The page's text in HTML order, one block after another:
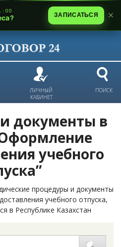
ЛИЧНЫЙ
КАБИНЕТ
ПОИСК
документы в
учебного
процедуры и документы
учебного отпуска,
в Республике Казахстан
ЗАПИСАТЬСЯ